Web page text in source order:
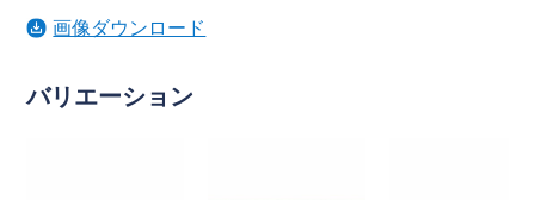
画像ダウンロード
バリエーション